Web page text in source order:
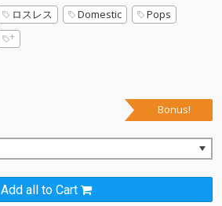
ロスレス Domestic
Pops
Bonus!
Add all to Cart